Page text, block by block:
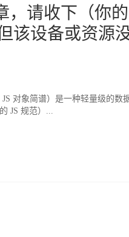
，请收下（你的
该设备或资源
JS 对象简谱）是一种轻量级的数
JS 规范）...